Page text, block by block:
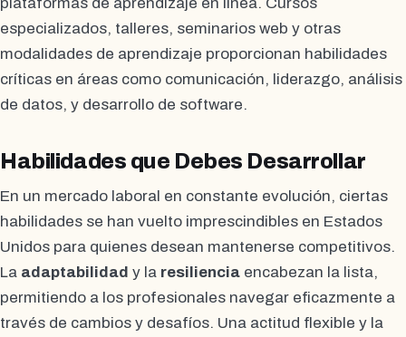
especializados, talleres, seminarios web y otras
modalidades de aprendizaje proporcionan habilidades
críticas en áreas como comunicación, liderazgo, análisis
de datos, y desarrollo de software.
Habilidades que Debes Desarrollar
En un mercado laboral en constante evolución, ciertas
habilidades se han vuelto imprescindibles en Estados
Unidos para quienes desean mantenerse competitivos.
La adaptabilidad y la resiliencia encabezan la lista,
permitiendo a los profesionales navegar eficazmente a
través de cambios y desafíos. Una actitud flexible y la